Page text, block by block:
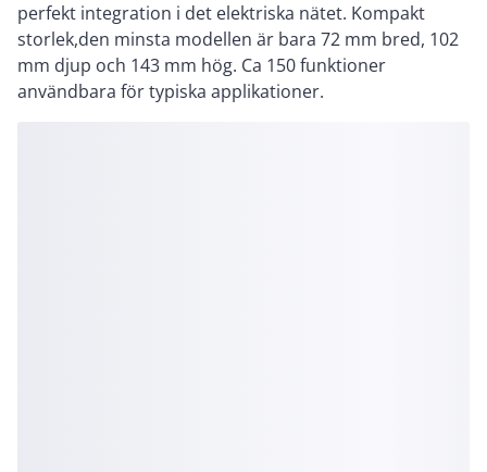
perfekt integration i det elektriska nätet. Kompakt
storlek,den minsta modellen är bara 72 mm bred, 102
mm djup och 143 mm hög. Ca 150 funktioner
användbara för typiska applikationer.